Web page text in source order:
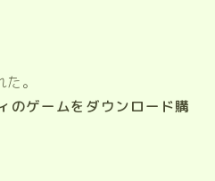
。
のゲームをダウンロード購